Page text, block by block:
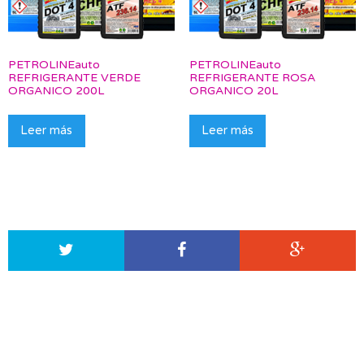
PETROLINEauto
REFRIGERANTE VERDE
ORGANICO 200L
Leer más
PETROLINEauto
REFRIGERANTE ROSA
ORGANICO 20L
Leer más